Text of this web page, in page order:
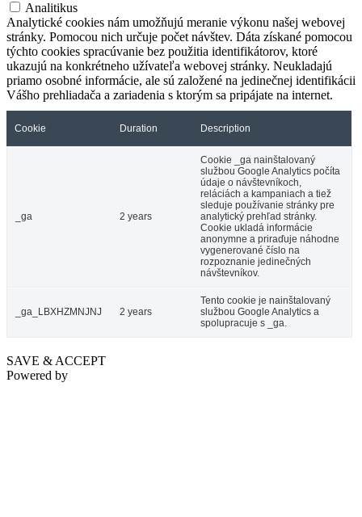
Analitikus
Analytické cookies nám umožňujú meranie výkonu našej webovej
stránky. Pomocou nich určuje počet návštev. Dáta získané pomocou
týchto cookies spracúvanie bez použitia identifikátorov, ktoré
ukazujú na konkrétneho užívateľa webovej stránky. Neukladajú
priamo osobné informácie, ale sú založené na jedinečnej identifikácii
Vášho prehliadača a zariadenia s ktorým sa pripájate na internet.
Cookie Duration Description
_ga 2 years
Cookie _ga nainštalovaný
službou Google Analytics počíta
údaje o návštevníkoch,
reláciách a kampaniach a tiež
sleduje používanie stránky pre
analytický prehľad stránky.
Cookie ukladá informácie
anonymne a priraďuje náhodne
vygenerované číslo na
rozpoznanie jedinečných
návštevníkov.
_ga_LBXHZMNJNJ 2 years
Tento cookie je nainštalovaný
službou Google Analytics a
spolupracuje s _ga.
SAVE & ACCEPT
Powered by